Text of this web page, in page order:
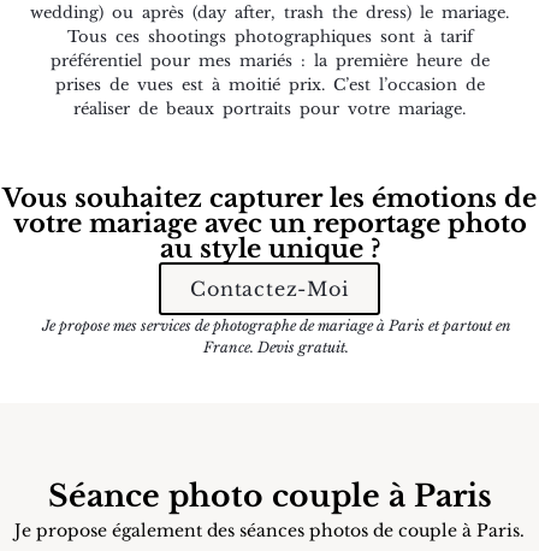
wedding) ou après (day after, trash the dress) le mariage.
Tous ces shootings photographiques sont à tarif
préférentiel pour mes mariés : la première heure de
prises de vues est à moitié prix. C’est l’occasion de
réaliser de beaux portraits pour votre mariage.
Vous souhaitez capturer les émotions de
votre mariage avec un reportage photo
au style unique ?
Contactez-Moi
Je propose mes services de photographe de mariage à Paris et partout en
France. Devis gratuit.
Séance photo couple à Paris
Je propose également des séances photos de couple à Paris.